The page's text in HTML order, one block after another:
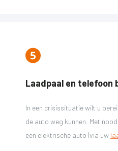
Laadpaal en telefoon
In een crisissituatie wilt u
de auto weg kunnen. Met
een elektrische auto (via uw